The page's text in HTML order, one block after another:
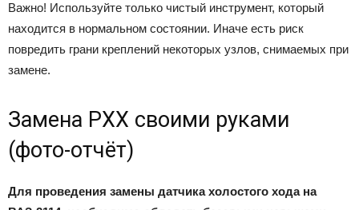
Важно! Используйте только чистый инструмент, который
находится в нормальном состоянии. Иначе есть риск
повредить грани креплений некоторых узлов, снимаемых при
замене.
Замена РХХ своими руками
(фото-отчёт)
Для проведения замены датчика холостого хода на